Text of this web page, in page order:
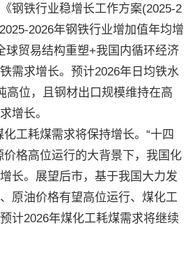
钢铁行业稳增长工作方案(2025-2
2026年钢铁行业增加值年均增
球贸易结构重塑+我国内循环经济
需求增长。预计2026年日均铁水
高位，且钢材出口规模维持在高
增长。
耗煤需求将保持增长。“十四
价格高位运行的大背景下，我国化
长。展望后市，基于我国大力发
原油价格有望高位运行、煤化工
计2026年煤化工耗煤需求将继续